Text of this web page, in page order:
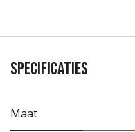
Specificaties
Maat